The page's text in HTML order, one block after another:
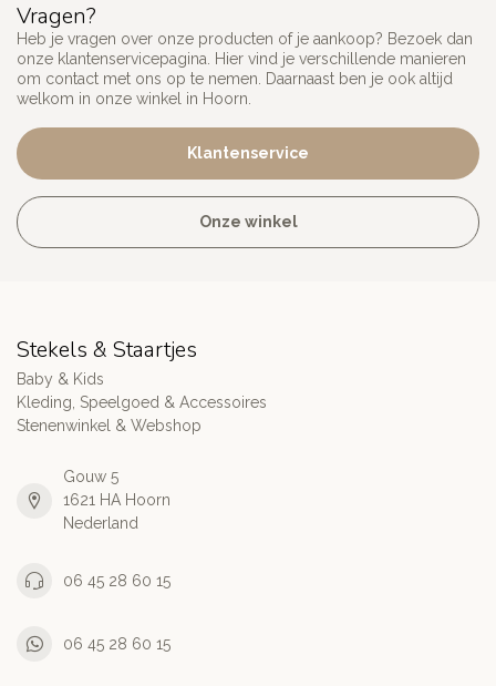
Vragen?
Heb je vragen over onze producten of je aankoop? Bezoek dan
onze klantenservicepagina. Hier vind je verschillende manieren
om contact met ons op te nemen. Daarnaast ben je ook altijd
welkom in onze winkel in Hoorn.
Klantenservice
Onze winkel
Stekels & Staartjes
Baby & Kids
Kleding, Speelgoed & Accessoires
Stenenwinkel & Webshop
Gouw 5
1621 HA Hoorn
Nederland
06 45 28 60 15
06 45 28 60 15